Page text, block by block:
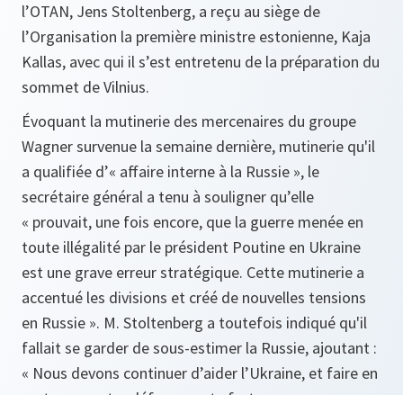
l’OTAN, Jens Stoltenberg, a reçu au siège de
l’Organisation la première ministre estonienne, Kaja
Kallas, avec qui il s’est entretenu de la préparation du
sommet de Vilnius.
Évoquant la mutinerie des mercenaires du groupe
Wagner survenue la semaine dernière, mutinerie qu'il
a qualifiée d’« affaire interne à la Russie », le
secrétaire général a tenu à souligner qu’elle
« prouvait, une fois encore, que la guerre menée en
toute illégalité par le président Poutine en Ukraine
est une grave erreur stratégique. Cette mutinerie a
accentué les divisions et créé de nouvelles tensions
en Russie ». M. Stoltenberg a toutefois indiqué qu'il
fallait se garder de sous-estimer la Russie, ajoutant :
« Nous devons continuer d’aider l’Ukraine, et faire en